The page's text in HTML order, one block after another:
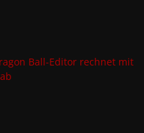
Ball-Editor rechnet mit